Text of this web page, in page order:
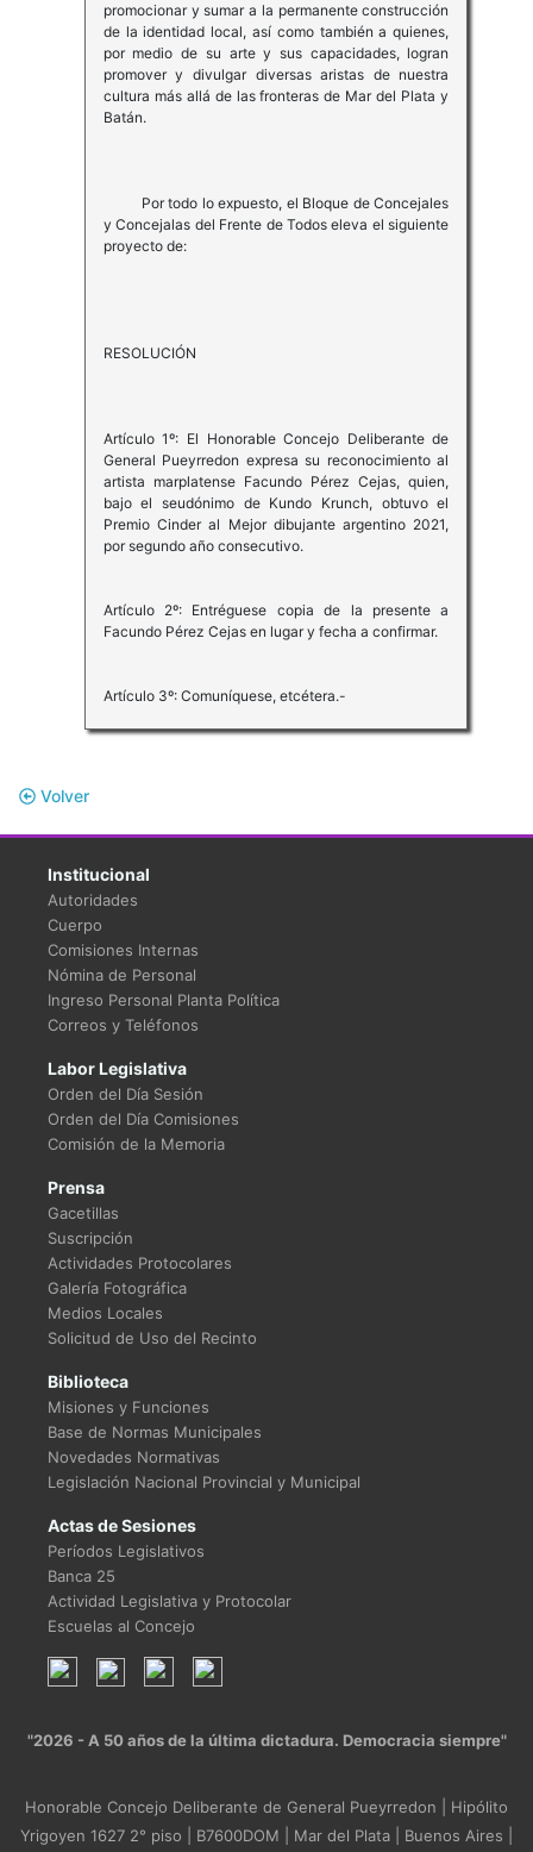
promocionar y sumar a la permanente construcción
de la identidad local, así como también a quienes,
por medio de su arte y sus capacidades, logran
promover y divulgar diversas aristas de nuestra
cultura más allá de las fronteras de Mar del Plata y
Batán.
Por todo lo expuesto, el Bloque de Concejales
y Concejalas del Frente de Todos eleva el siguiente
proyecto de:
RESOLUCIÓN
Artículo 1º: El Honorable Concejo Deliberante de
General Pueyrredon expresa su reconocimiento al
artista marplatense Facundo Pérez Cejas, quien,
bajo el seudónimo de Kundo Krunch, obtuvo el
Premio Cinder al Mejor dibujante argentino 2021,
por segundo año consecutivo.
Artículo 2º: Entréguese copia de la presente a
Facundo Pérez Cejas en lugar y fecha a confirmar.
Artículo 3º: Comuníquese, etcétera.-
Volver
Institucional
Autoridades
Cuerpo
Comisiones Internas
Nómina de Personal
Ingreso Personal Planta Política
Correos y Teléfonos
Labor Legislativa
Orden del Día Sesión
Orden del Día Comisiones
Comisión de la Memoria
Prensa
Gacetillas
Suscripción
Actividades Protocolares
Galería Fotográfica
Medios Locales
Solicitud de Uso del Recinto
Biblioteca
Misiones y Funciones
Base de Normas Municipales
Novedades Normativas
Legislación Nacional Provincial y Municipal
Actas de Sesiones
Períodos Legislativos
Banca 25
Actividad Legislativa y Protocolar
Escuelas al Concejo
"2026 - A 50 años de la última dictadura. Democracia siempre"
Honorable Concejo Deliberante de General Pueyrredon | Hipólito
Yrigoyen 1627 2° piso | B7600DOM | Mar del Plata | Buenos Aires |